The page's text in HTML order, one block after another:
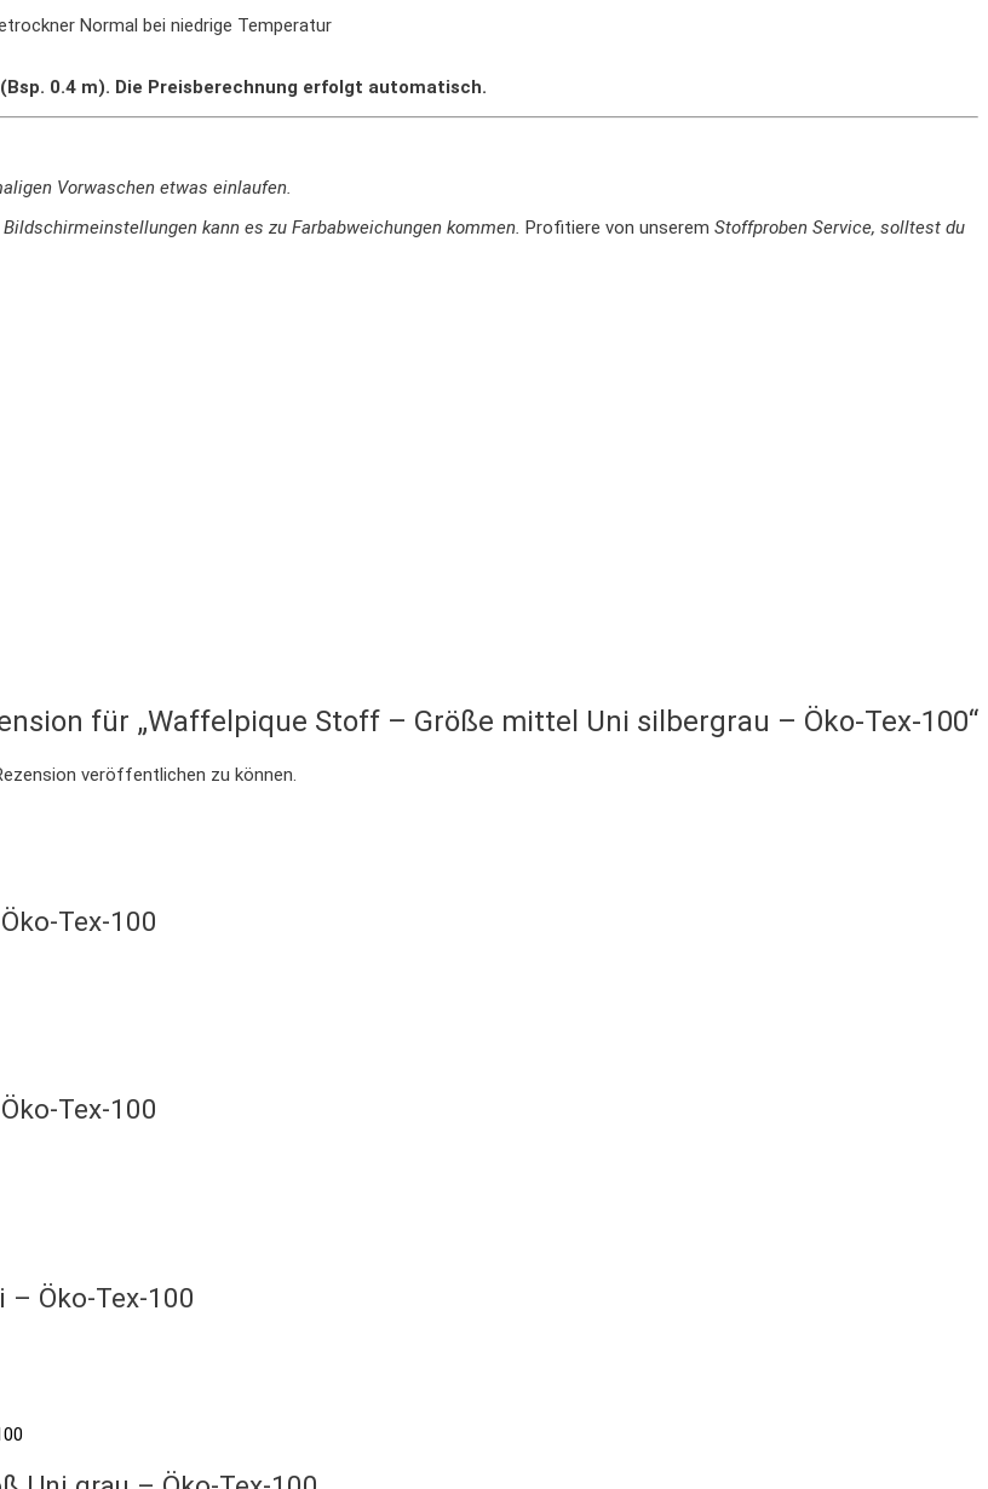
Normal bei niedrige Temperatur
0.4 m). Die Preisberechnung erfolgt automatisch.
Vorwaschen etwas einlaufen.
kann es zu Farbabweichungen kommen. Profitiere von unserem Stoffproben Service, solltest du
für „Waffelpique Stoff – Größe mittel Uni silbergrau – Öko-Tex-100“
veröffentlichen zu können.
Tex-100
Tex-100
Öko-Tex-100